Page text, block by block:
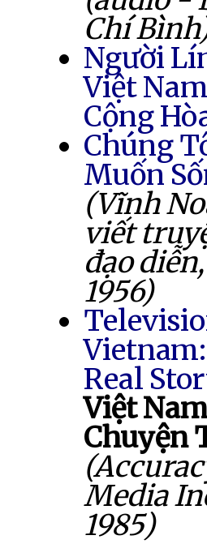
Chí
Người
Việt Nam
Cộng
Chúng
Muốn
(Vĩnh
viết
đạo diễn,
1956)
Real
Việt
Chuyện
Media
1985)